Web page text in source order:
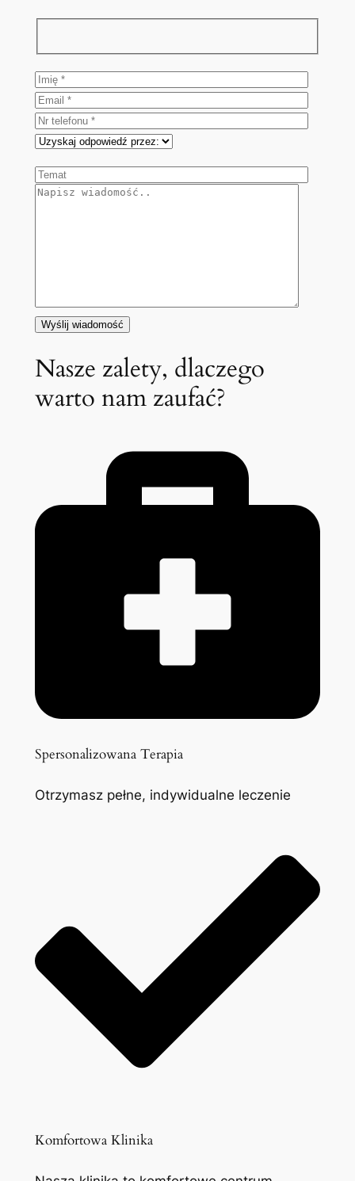
Nasze zalety, dlaczego
warto nam zaufać?
Spersonalizowana Terapia
Otrzymasz pełne, indywidualne leczenie
Komfortowa Klinika